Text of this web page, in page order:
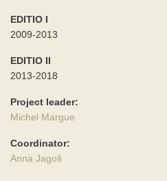
EDITIO I
2009-2013
EDITIO II
2013-2018
Project leader:
Michel Margue
Coordinator:
Anna Jagoš